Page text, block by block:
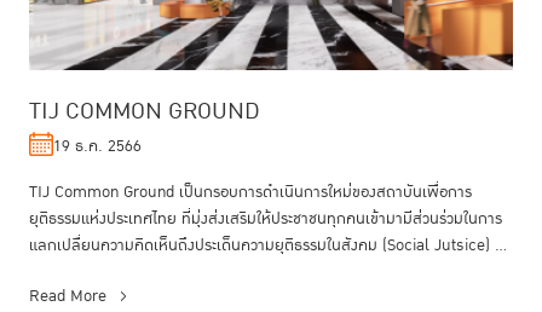
TIJ COMMON GROUND
19 ธ.ค. 2566
TIJ Common Ground เป็นกรอบการดำเนินการใหม่ของสถาบันเพื่อการ
ยุติธรรมแห่งประเทศไทย ที่มุ่งส่งเสริมให้ประชาชนทุกคนเข้ามามีส่วนร่วมในการ
แลกเปลื่ยนความคิดเห็นถึงประเด็นความยุติธรรมในสังคม (Social Jutsice) ...
Read More